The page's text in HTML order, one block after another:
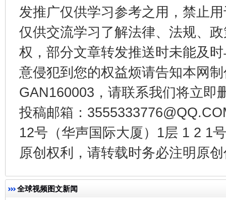
发推广仅供学习参考之用，禁止
仅供交流学习了解法律、法规、
权，部分文章转发推送时未能及
意侵犯到您的权益烦请告知本网
GAN160003，请联系我们将立即
投稿邮箱：
12号（华声国际大厦）1层 1 2 1
原创权利，请转载时务必注明原
全球视频图文新闻
千年窑火 生生不息 一